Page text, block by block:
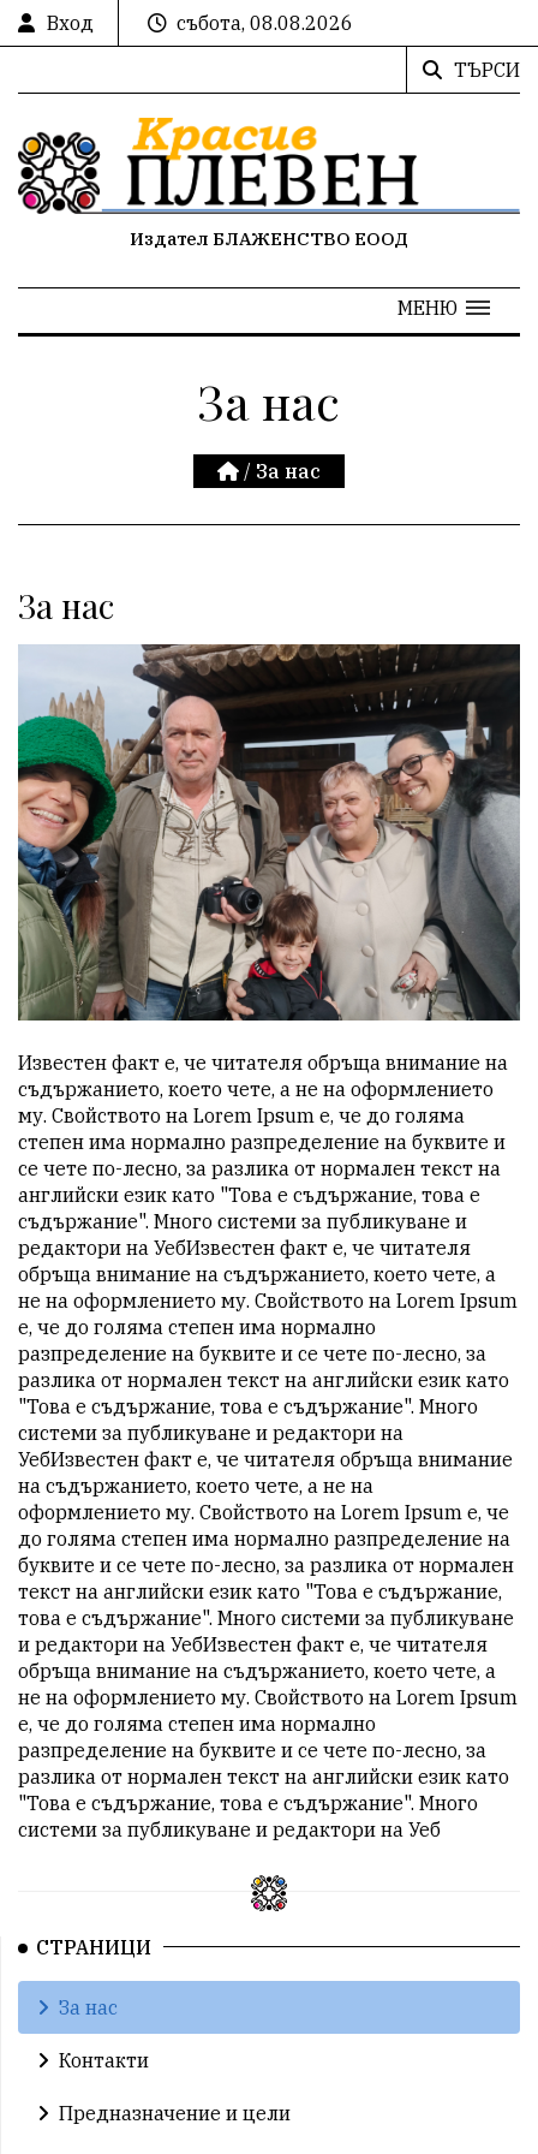
Вход
събота, 08.08.2026
ТЪРСИ
Издател БЛАЖЕНСТВО ЕООД
МЕНЮ
За нас
/ За нас
За нас
Известен факт е, че читателя обръща внимание на
съдържанието, което чете, а не на оформлението
му. Свойството на Lorem Ipsum е, че до голяма
степен има нормално разпределение на буквите и
се чете по-лесно, за разлика от нормален текст на
английски език като "Това е съдържание, това е
съдържание". Много системи за публикуване и
редактори на УебИзвестен факт е, че читателя
обръща внимание на съдържанието, което чете, а
не на оформлението му. Свойството на Lorem Ipsum
е, че до голяма степен има нормално
разпределение на буквите и се чете по-лесно, за
разлика от нормален текст на английски език като
"Това е съдържание, това е съдържание". Много
системи за публикуване и редактори на
УебИзвестен факт е, че читателя обръща внимание
на съдържанието, което чете, а не на
оформлението му. Свойството на Lorem Ipsum е, че
до голяма степен има нормално разпределение на
буквите и се чете по-лесно, за разлика от нормален
текст на английски език като "Това е съдържание,
това е съдържание". Много системи за публикуване
и редактори на УебИзвестен факт е, че читателя
обръща внимание на съдържанието, което чете, а
не на оформлението му. Свойството на Lorem Ipsum
е, че до голяма степен има нормално
разпределение на буквите и се чете по-лесно, за
разлика от нормален текст на английски език като
"Това е съдържание, това е съдържание". Много
системи за публикуване и редактори на Уеб
СТРАНИЦИ
За нас
Контакти
Предназначение и цели